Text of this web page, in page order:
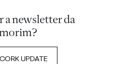
a newsletter da
UPDATE